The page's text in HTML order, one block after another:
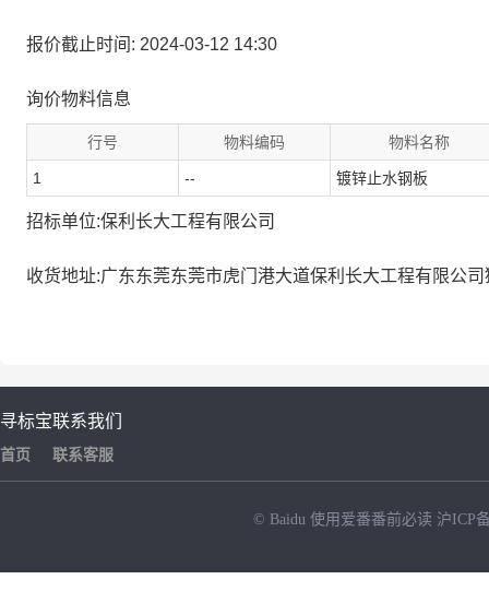
报价截止时间: 2024-03-12 14:30
询价物料信息
行号 物料编码 物料名称
1 -- 镀锌止水钢板
招标单位:保利长大工程有限公司
收货地址:广东东莞东莞市虎门港大道保利长大工程有限公
寻标宝
首页
联系我们
联系客服
© Baidu 使用爱番番前必读 沪ICP